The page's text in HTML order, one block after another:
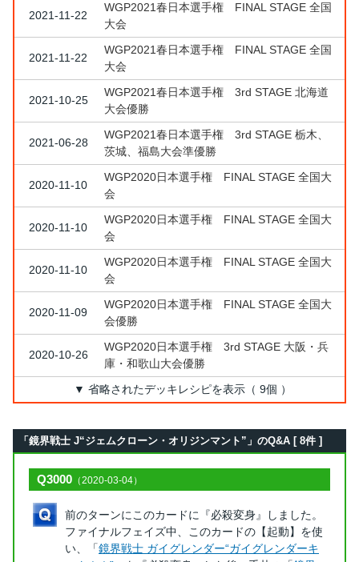
2021-11-22
WGP2021春日本選手権 FINAL STAGE 全国
大会
2021-11-22
WGP2021春日本選手権 FINAL STAGE 全国
大会
2021-10-25
WGP2021春日本選手権 3rd STAGE 北海道
大会優勝
2021-06-28
WGP2021春日本選手権 3rd STAGE 栃木、
茨城、福島大会準優勝
2020-11-10
WGP2020日本選手権 FINAL STAGE 全国大
会
2020-11-10
WGP2020日本選手権 FINAL STAGE 全国大
会
2020-11-10
WGP2020日本選手権 FINAL STAGE 全国大
会
2020-11-09
WGP2020日本選手権 FINAL STAGE 全国大
会優勝
2020-10-26
WGP2020日本選手権 3rd STAGE 大阪・兵
庫・和歌山大会優勝
▼ 省略されたデッキレシピを表示（ 9個 ）
「鏡界戦士 J“ジェムクローン・オリジンマント”」のQ&A [ 8件 ]
Q3000 （2020-03-04）
前のターンにこのカードに『必殺変身』しました。
ファイナルフェイズ中、このカードの【起動】を使
い、「鏡界戦士 ガイグレンダー“ガイグレンダーキ